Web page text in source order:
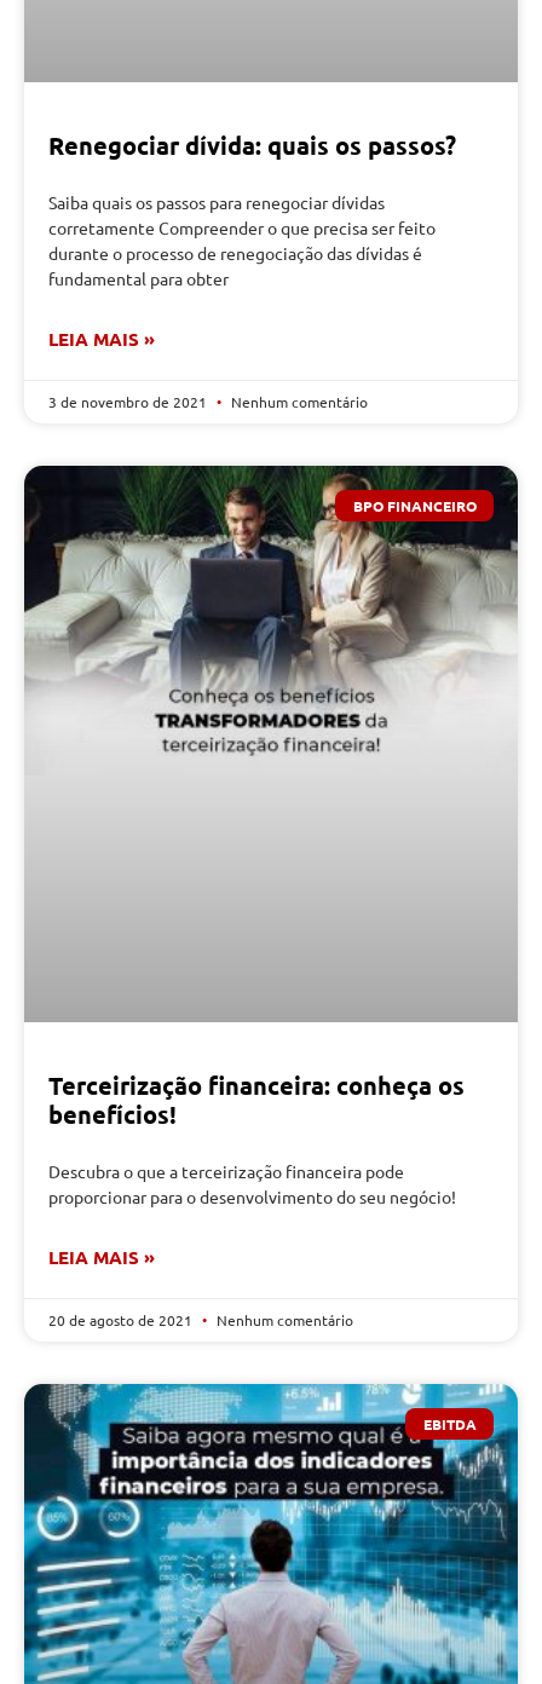
Renegociar dívida: quais os passos?
Saiba quais os passos para renegociar dívidas
corretamente Compreender o que precisa ser feito
durante o processo de renegociação das dívidas é
fundamental para obter
LEIA MAIS »
3 de novembro de 2021 Nenhum comentário
BPO FINANCEIRO
Terceirização financeira: conheça os
benefícios!
Descubra o que a terceirização financeira pode
proporcionar para o desenvolvimento do seu negócio!
LEIA MAIS »
20 de agosto de 2021 Nenhum comentário
EBITDA